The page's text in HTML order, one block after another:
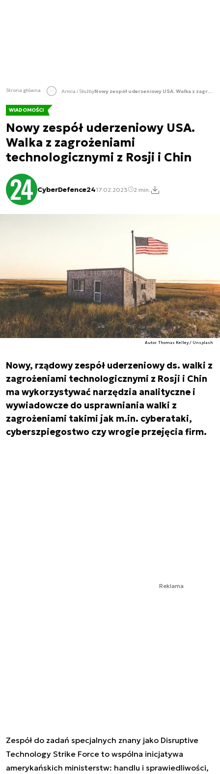
Strona główna Armia i Służby Nowy zespół uderzeniowy USA. Walka z zagrożeniami technologicznymi z Rosji i Chin
WIADOMOŚCI
Nowy zespół uderzeniowy USA.
Walka z zagrożeniami
technologicznymi z Rosji i Chin
CyberDefence2417.02.2023 2 min.
Autor. Thomas Kelley / Unsplash
Nowy, rządowy zespół uderzeniowy ds. walki z
zagrożeniami technologicznymi z Rosji i Chin
ma wykorzystywać narzędzia analityczne i
wywiadowcze do usprawniania walki z
zagrożeniami takimi jak m.in. cyberataki,
cyberszpiegostwo czy wrogie przejęcia firm.
Reklama
Zespół do zadań specjalnych znany jako Disruptive
Technology Strike Force to wspólna inicjatywa
amerykańskich ministerstw: handlu i sprawiedliwości,